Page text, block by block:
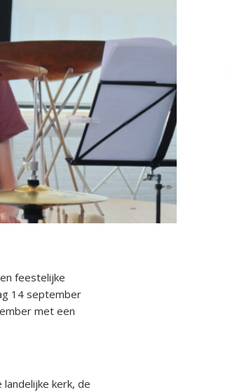
feestelijke
14 september
met een
kerk, de